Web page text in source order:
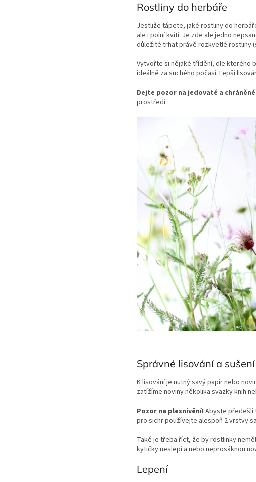
Rostliny do herbáře
Jestliže tápete, jaké rostliny do
ale i polní kvítí. Je zde ale jedno
důležité trhat právě rozkvetlé rostliny
Vytvořte si nějaké třídění, dle kterého
ideálně za suchého počasí. Lepší
Dejte pozor na jedovaté a
prostředí.
Správné lisování a sušení
K lisování je nutný savý papír nebo
zatížíme noviny několika svazky knih
Pozor na plesnivění! Abyste předešli
pro sichr používejte alespoň 2 vrstvy
Také je třeba říct, že by rostlinky
kytičky neslepí a nebo neprosáknou
Lepení